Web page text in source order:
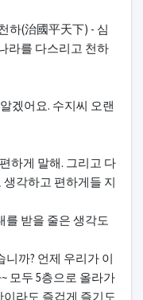
하(治國平天下) - 심
라를 다스리고 천하
겠어요. 수지씨 오랜
하게 말해. 그리고 다
각하고 편하게들 지
를 받을 줄은 생각도
까? 언제 우리가 이
모두 5층으로 올라가
라도 즐겁게 즐기도